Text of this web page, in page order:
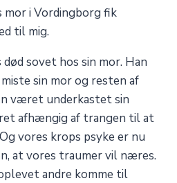
mor i Vordingborg fik
til mig.
sovet hos sin mor. Han
sin mor og resten af
været underkastet sin
afhængig af trangen til at
vores krops psyke er nu
at vores traumer vil næres.
andre komme til